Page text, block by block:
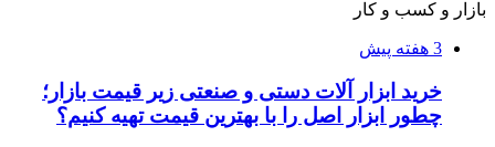
آربی نوا؛ راهکار هوشمند برای شناسایی
فرصت‌های آربیتراژ ارز دیجیتال
۱۴۰۵/۰۴/۰۶
بروکر لایت فایننس (LiteFinance) چیست و چرا